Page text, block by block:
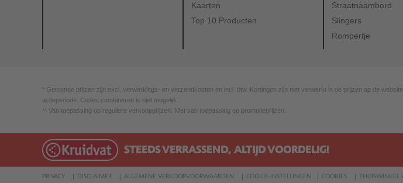
Kaarten
Top 10 Producten
Straatnaambord
Slingers
Rompertje
* Getoonde prijzen zijn excl. verwerkings- en verzendkosten en incl. btw. Kortingen zijn niet verwerkt in de prijzen op de
actieperiode. Codes combineren is niet mogelijk.
** Van toepassing op reguliere verkoopprijzen. Niet van toepassing op promotieprijzen.
STEEDS VERRASSEND, ALTIJD VOORDELIG!
PRIVACY DISCLAIMER ALGEMENE VERKOOPVOORWAARDEN COOKIE-INSTELLINGEN COOKIES THUISWINKEL